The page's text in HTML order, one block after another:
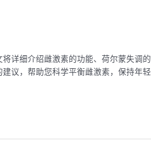
详细介绍雌激素的功能、荷尔蒙失调的
议，帮助您科学平衡雌激素，保持年轻